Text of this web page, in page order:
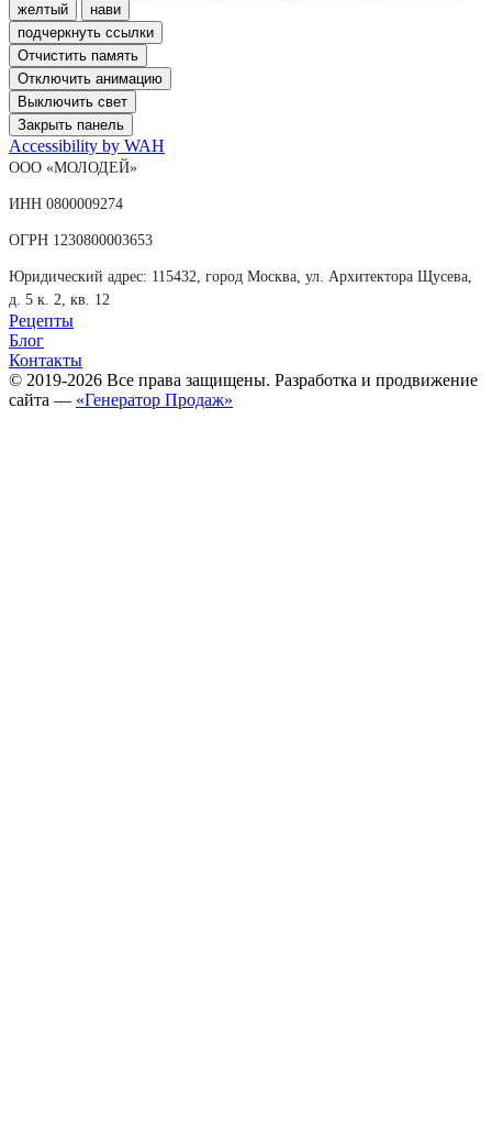
желтый
нави
подчеркнуть ссылки
Отчистить память
Отключить анимацию
Выключить свет
Закрыть панель
Accessibility by WAH
ООО «МОЛОДЕЙ»
ИНН 0800009274
ОГРН 1230800003653
Юридический адрес: 115432, город Москва, ул. Архитектора Щусева,
д. 5 к. 2, кв. 12
Рецепты
Блог
Контакты
© 2019-2026 Все права защищены. Разработка и продвижение
сайта — «Генератор Продаж»